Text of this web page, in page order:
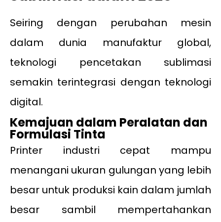
Seiring dengan perubahan mesin
dalam dunia manufaktur global,
teknologi pencetakan sublimasi
semakin terintegrasi dengan teknologi
digital.
Kemajuan dalam Peralatan dan
Formulasi Tinta
Printer industri cepat mampu
menangani ukuran gulungan yang lebih
besar untuk produksi kain dalam jumlah
besar sambil mempertahankan